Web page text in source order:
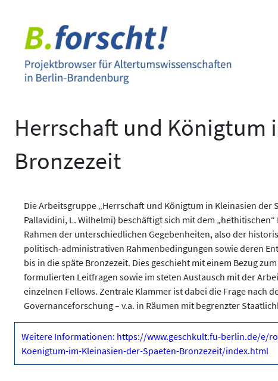
springen
Herrschaft und Königtum
Bronzezeit
Die Arbeitsgruppe „Herrschaft und Königtum in Kleinasien der
Pallavidini, L. Wilhelmi) beschäftigt sich mit dem
Rahmen der unterschiedlichen Gegebenheiten, also der
politisch-administrativen Rahmen­bedingungen sowie deren
bis in die späte Bronzezeit. Dies geschieht mit einem Bezug
formulierten Leitfragen sowie im steten Austausch mit der
einzelnen Fellows. Zentrale Klammer ist dabei die Frage nach
Governanceforschung – v.a. in Räumen mit begrenzter
Weitere Informationen: https://www.geschkult.fu-berlin.de/e/
Koenigtum-im-Kleinasien-der-Spaeten-Bronzezeit/index.html